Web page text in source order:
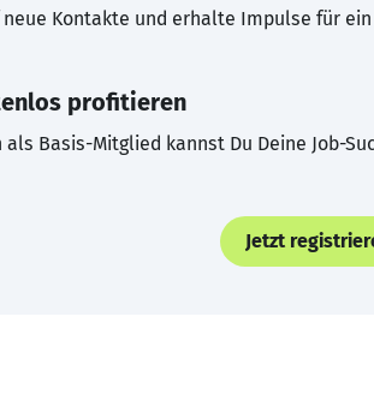
neue Kontakte und erhalte Impulse für ein
profitieren
als Basis-Mitglied kannst Du Deine Job-
Jetzt